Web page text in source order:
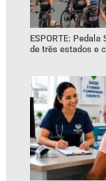
ESPORTE:
de três estados e